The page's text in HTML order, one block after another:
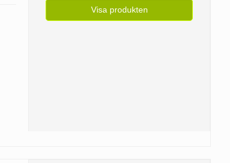
Visa produkten